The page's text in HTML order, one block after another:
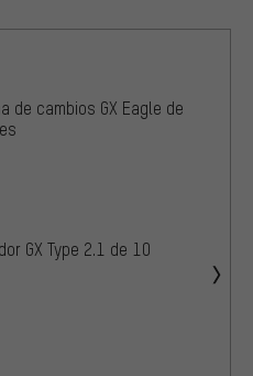
de cambios GX Eagle de
GX Type 2.1 de 10